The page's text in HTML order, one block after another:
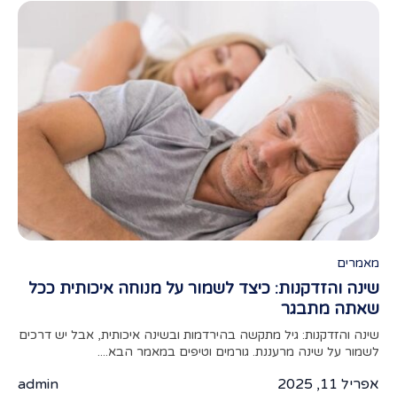
מאמרים
שינה והזדקנות: כיצד לשמור על מנוחה איכותית ככל
שאתה מתבגר
שינה והזדקנות: גיל מתקשה בהירדמות ובשינה איכותית, אבל יש דרכים
לשמור על שינה מרעננת. גורמים וטיפים במאמר הבא....
אפריל 11, 2025 admin